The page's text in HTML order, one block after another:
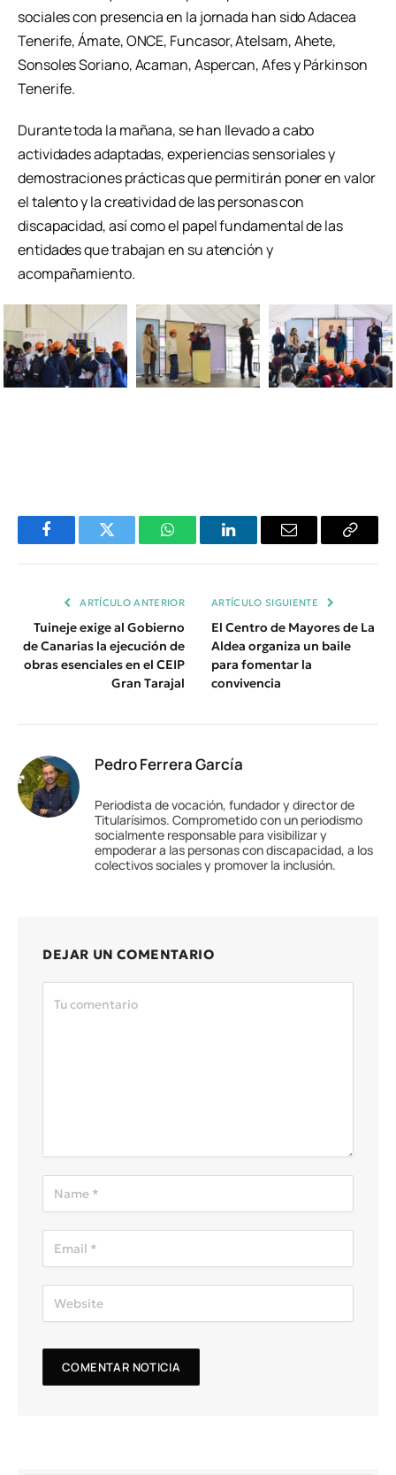
sociales con presencia en la jornada han sido Adacea
Tenerife, Ámate, ONCE, Funcasor, Atelsam, Ahete,
Sonsoles Soriano, Acaman, Aspercan, Afes y Párkinson
Tenerife.
Durante toda la mañana, se han llevado a cabo
actividades adaptadas, experiencias sensoriales y
demostraciones prácticas que permitirán poner en valor
el talento y la creatividad de las personas con
discapacidad, así como el papel fundamental de las
entidades que trabajan en su atención y
acompañamiento.
FacebookTwitter WhatsAppLinkedInEmail
Copiar
ARTÍCULO ANTERIOR
Tuineje exige al Gobierno
de Canarias la ejecución de
obras esenciales en el CEIP
Gran Tarajal
ARTÍCULO SIGUIENTE
El Centro de Mayores de La
Aldea organiza un baile
para fomentar la
convivencia
Pedro Ferrera García
Periodista de vocación, fundador y director de
Titularísimos. Comprometido con un periodismo
socialmente responsable para visibilizar y
empoderar a las personas con discapacidad, a los
colectivos sociales y promover la inclusión.
DEJAR UN COMENTARIO